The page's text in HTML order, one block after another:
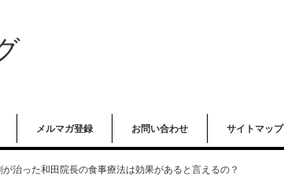
メルマガ登録 お問い合わせ サイトマップ
治った和田院長の食事療法は効果があると言えるの？